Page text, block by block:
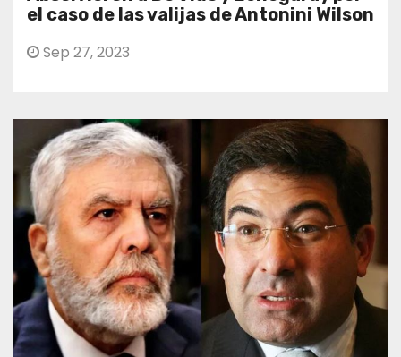
el caso de las valijas de Antonini Wilson
Sep 27, 2023